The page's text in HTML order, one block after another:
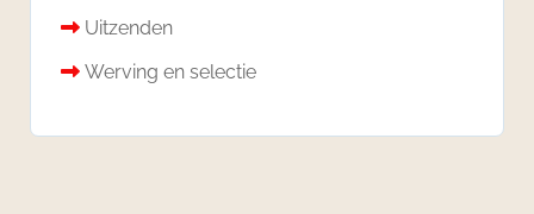
Uitzenden
Werving en selectie